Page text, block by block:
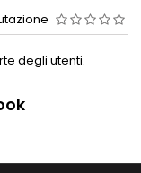
degli utenti.